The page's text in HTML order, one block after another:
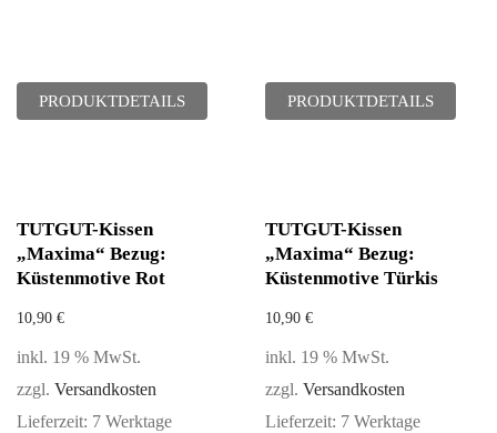
PRODUKTDETAILS PRODUKTDETAILS
TUTGUT-Kissen
„Maxima“ Bezug:
Küstenmotive Rot
10,90 €
inkl. 19 % MwSt.
zzgl. Versandkosten
Lieferzeit: 7 Werktage
TUTGUT-Kissen
„Maxima“ Bezug:
Küstenmotive Türkis
10,90 €
inkl. 19 % MwSt.
zzgl. Versandkosten
Lieferzeit: 7 Werktage